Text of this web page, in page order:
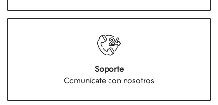
Soporte
Comunícate con nosotros